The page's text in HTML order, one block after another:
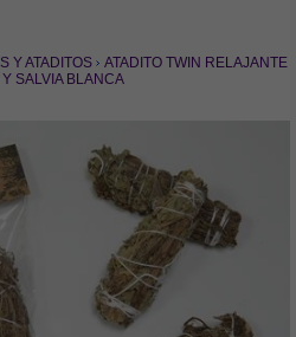
Y ATADITOS
ATADITO TWIN RELAJANTE
SALVIA BLANCA